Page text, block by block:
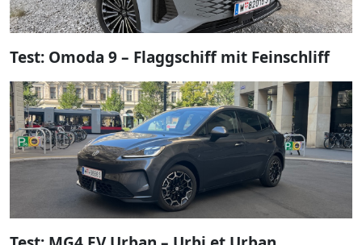
Test: Omoda 9 – Flaggschiff mit Feinschliff